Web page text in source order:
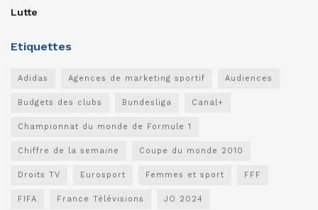
Lutte
Etiquettes
Adidas Agences de marketing sportif Audiences
Budgets des clubs Bundesliga Canal+
Championnat du monde de Formule 1
Chiffre de la semaine Coupe du monde 2010
Droits TV Eurosport Femmes et sport FFF
FIFA France Télévisions JO 2024